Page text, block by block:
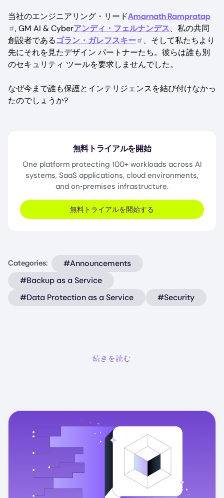
当社のエンジニアリング・リードAmarnath Rampratap
, GM AI & Cyberアンディ・フェルナンデス、私の共同
創設者であるゴラン・ガレフスキー
、そして私たちより
先にそれを見たデザイン パートナーたち。彼らは誰も別
のセキュリティ ツールを要求しませんでした。
なぜ今まで誰も保護とインテリジェンスを結び付けなかっ
たのでしょうか?
無料トライアルを開始
One platform protecting 100+ workloads across AI
systems, SaaS applications, cloud environments,
and on‑premises infrastructure.
無料トライアルを開始する
Categories:
#Announcements
#Backup as a Service
#Data Protection as a Service
#Security
続きを読む